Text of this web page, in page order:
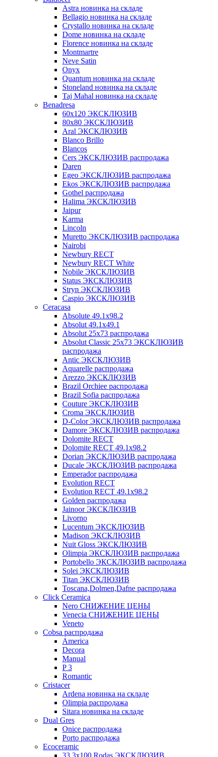
Astra новинка на складе
Bellagio новинка на складе
Crystallo новинка на складе
Dome новинка на складе
Florence новинка на складе
Montmartre
Neve Satin
Onyx
Quantum новинка на складе
Stoneland новинка на складе
Taj Mahal новинка на складе
Benadresa
60х120 ЭКСКЛЮЗИВ
80х80 ЭКСКЛЮЗИВ
Aral ЭКСКЛЮЗИВ
Blanco Brillo
Blancos
Cers ЭКСКЛЮЗИВ распродажа
Daren
Egeo ЭКСКЛЮЗИВ распродажа
Ekos ЭКСКЛЮЗИВ распродажа
Gothel распродажа
Halima ЭКСКЛЮЗИВ
Jaipur
Karma
Lincoln
Muretto ЭКСКЛЮЗИВ распродажа
Nairobi
Newbury RECT
Newbury RECT White
Nobile ЭКСКЛЮЗИВ
Status ЭКСКЛЮЗИВ
Stryn ЭКСКЛЮЗИВ
Сaspio ЭКСКЛЮЗИВ
Ceracasa
Absolute 49.1x98.2
Absolut 49.1x49.1
Absolut 25x73 распродажа
Absolut Classic 25x73 ЭКСКЛЮЗИВ
распродажа
Antic ЭКСКЛЮЗИВ
Aquarelle распродажа
Arezzo ЭКСКЛЮЗИВ
Brazil Orchiee распродажа
Brazil Sofia распродажа
Couture ЭКСКЛЮЗИВ
Croma ЭКСКЛЮЗИВ
D-Color ЭКСКЛЮЗИВ распродажа
Damore ЭКСКЛЮЗИВ распродажа
Dolomite RECT
Dolomite RECT 49.1x98.2
Dorian ЭКСКЛЮЗИВ распродажа
Ducale ЭКСКЛЮЗИВ распродажа
Emperador распродажа
Evolution RECT
Evolution RECT 49.1x98.2
Golden распродажа
Jainoor ЭКСКЛЮЗИВ
Livorno
Lucentum ЭКСКЛЮЗИВ
Madison ЭКСКЛЮЗИВ
Nuit Gloss ЭКСКЛЮЗИВ
Olimpia ЭКСКЛЮЗИВ распродажа
Portobello ЭКСКЛЮЗИВ распродажа
Solei ЭКСКЛЮЗИВ
Titan ЭКСКЛЮЗИВ
Toscana,Dolmen,Dafne распродажа
Cliсk Ceramica
Nero СНИЖЕНИЕ ЦЕНЫ
Venecia СНИЖЕНИЕ ЦЕНЫ
Veneto
Cobsa распродажа
America
Decora
Manual
P 3
Romantic
Cristacer
Ardena новинка на складе
Olimpia распродажа
Sitara новинка на складе
Dual Gres
Onice распродажа
Porto распродажа
Ecoceramic
33.3х100 Rodas ЭКСКЛЮЗИВ